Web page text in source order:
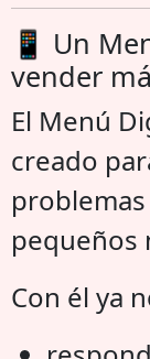
📱 Un
vender
El Menú
creado
pequeños
Con él ya